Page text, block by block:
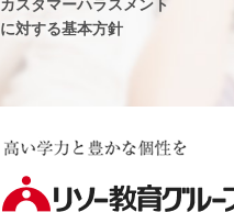
カスタマーハラスメント
に対する基本方針